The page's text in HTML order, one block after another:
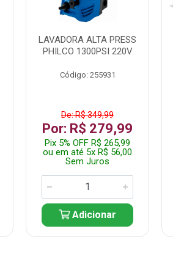
LAVADORA ALTA PRESS
PHILCO 1300PSI 220V
Código: 255931
De: R$ 349,99
Por: R$ 279,99
Pix 5% OFF R$ 265,99
ou em até 5x R$ 56,00
Sem Juros
Adicionar